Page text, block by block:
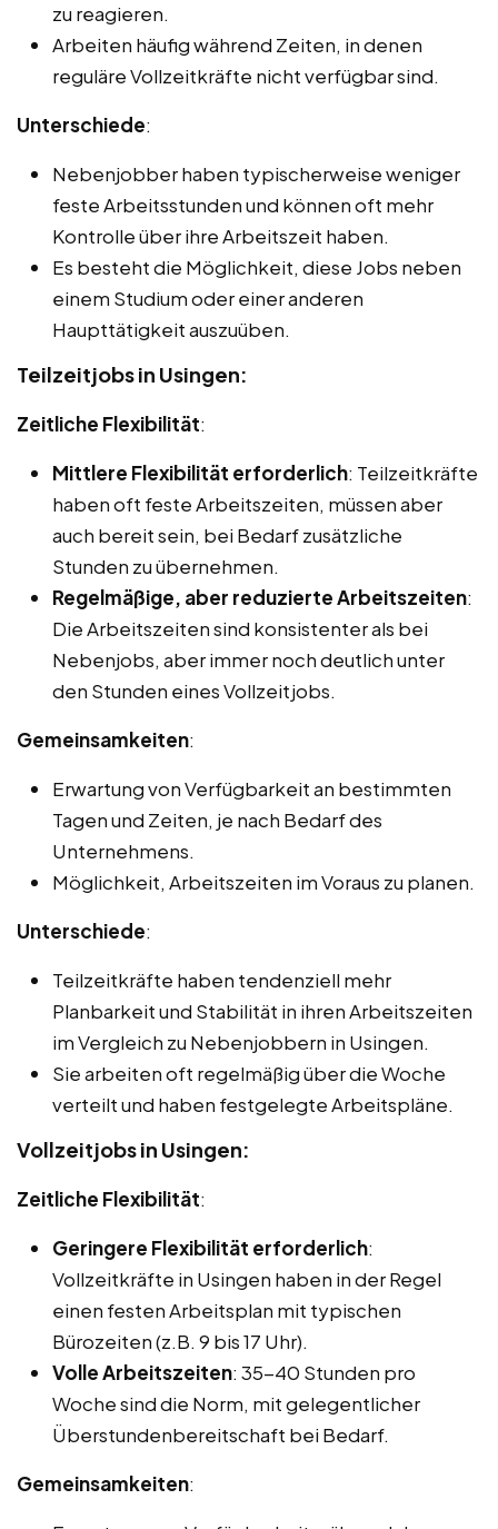
zu reagieren.
Arbeiten häufig während Zeiten, in denen
reguläre Vollzeitkräfte nicht verfügbar sind.
Unterschiede:
Nebenjobber haben typischerweise weniger
feste Arbeitsstunden und können oft mehr
Kontrolle über ihre Arbeitszeit haben.
Es besteht die Möglichkeit, diese Jobs neben
einem Studium oder einer anderen
Haupttätigkeit auszuüben.
Teilzeitjobs in Usingen:
Zeitliche Flexibilität:
Mittlere Flexibilität erforderlich: Teilzeitkräfte
haben oft feste Arbeitszeiten, müssen aber
auch bereit sein, bei Bedarf zusätzliche
Stunden zu übernehmen.
Regelmäßige, aber reduzierte Arbeitszeiten:
Die Arbeitszeiten sind konsistenter als bei
Nebenjobs, aber immer noch deutlich unter
den Stunden eines Vollzeitjobs.
Gemeinsamkeiten:
Erwartung von Verfügbarkeit an bestimmten
Tagen und Zeiten, je nach Bedarf des
Unternehmens.
Möglichkeit, Arbeitszeiten im Voraus zu planen.
Unterschiede:
Teilzeitkräfte haben tendenziell mehr
Planbarkeit und Stabilität in ihren Arbeitszeiten
im Vergleich zu Nebenjobbern in Usingen.
Sie arbeiten oft regelmäßig über die Woche
verteilt und haben festgelegte Arbeitspläne.
Vollzeitjobs in Usingen:
Zeitliche Flexibilität:
Geringere Flexibilität erforderlich:
Vollzeitkräfte in Usingen haben in der Regel
einen festen Arbeitsplan mit typischen
Bürozeiten (z.B. 9 bis 17 Uhr).
Volle Arbeitszeiten: 35-40 Stunden pro
Woche sind die Norm, mit gelegentlicher
Überstundenbereitschaft bei Bedarf.
Gemeinsamkeiten: